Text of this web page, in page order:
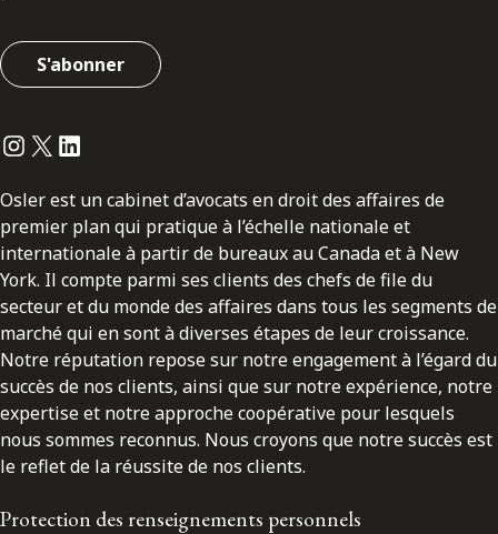
S'abonner
Instagram
Twitter
LinkedIn
Osler est un cabinet d’avocats en droit des affaires de
premier plan qui pratique à l’échelle nationale et
internationale à partir de bureaux au Canada et à New
York. Il compte parmi ses clients des chefs de file du
secteur et du monde des affaires dans tous les segments de
marché qui en sont à diverses étapes de leur croissance.
Notre réputation repose sur notre engagement à l’égard du
succès de nos clients, ainsi que sur notre expérience, notre
expertise et notre approche coopérative pour lesquels
nous sommes reconnus. Nous croyons que notre succès est
le reflet de la réussite de nos clients.
Protection des renseignements personnels